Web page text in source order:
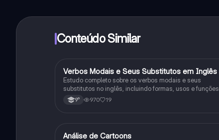
Conteúdo Similar
Inglês
Verbos Modais e Seus Substitutos em Inglês
Estudo completo sobre os verbos modais e seus
substitutos no inglês, incluindo formas, usos e funções
específicas.
9° 970 19
Inglês
Análise de Cartoons